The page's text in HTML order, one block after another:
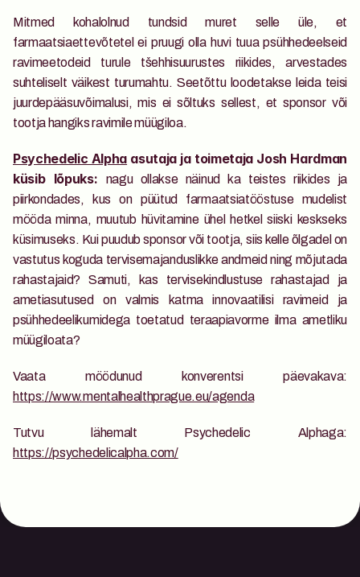
Mitmed kohalolnud tundsid muret selle üle, et
farmaatsiaettevõtetel ei pruugi olla huvi tuua psühhedeelseid
ravimeetodeid turule tšehhisuurustes riikides, arvestades
suhteliselt väikest turumahtu. Seetõttu loodetakse leida teisi
juurdepääsuvõimalusi, mis ei sõltuks sellest, et sponsor või
tootja hangiks ravimile müügiloa.
Psychedelic Alpha asutaja ja toimetaja Josh Hardman
küsib lõpuks: nagu ollakse näinud ka teistes riikides ja
piirkondades, kus on püütud farmaatsiatööstuse mudelist
mööda minna, muutub hüvitamine ühel hetkel siiski keskseks
küsimuseks. Kui puudub sponsor või tootja, siis kelle õlgadel on
vastutus koguda tervisemajanduslikke andmeid ning mõjutada
rahastajaid? Samuti, kas tervisekindlustuse rahastajad ja
ametiasutused on valmis katma innovaatilisi ravimeid ja
psühhedeelikumidega toetatud teraapiavorme ilma ametliku
müügiloata?
https://www.mentalhealthprague.eu/agenda
https://psychedelicalpha.com/